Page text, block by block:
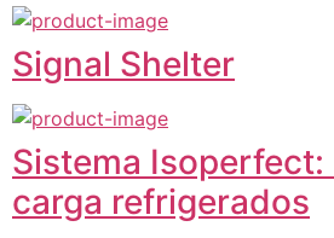
Signal Shelter
Sistema
carga refrigerados